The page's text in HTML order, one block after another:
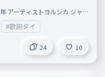
アーティストヨルシカ ジャ
#歌詞タイ
24 10